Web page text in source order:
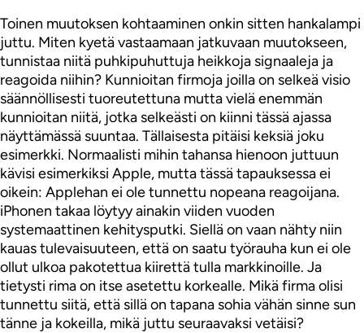
Toinen muutoksen kohtaaminen onkin sitten hankalampi
juttu. Miten kyetä vastaamaan jatkuvaan muutokseen,
tunnistaa niitä puhkipuhuttuja heikkoja signaaleja ja
reagoida niihin? Kunnioitan firmoja joilla on selkeä visio
säännöllisesti tuoreutettuna mutta vielä enemmän
kunnioitan niitä, jotka selkeästi on kiinni tässä ajassa
näyttämässä suuntaa. Tällaisesta pitäisi keksiä joku
esimerkki. Normaalisti mihin tahansa hienoon juttuun
kävisi esimerkiksi Apple, mutta tässä tapauksessa ei
oikein: Applehan ei ole tunnettu nopeana reagoijana.
iPhonen takaa löytyy ainakin viiden vuoden
systemaattinen kehitysputki. Siellä on vaan nähty niin
kauas tulevaisuuteen, että on saatu työrauha kun ei ole
ollut ulkoa pakotettua kiirettä tulla markkinoille. Ja
tietysti rima on itse asetettu korkealle. Mikä firma olisi
tunnettu siitä, että sillä on tapana sohia vähän sinne sun
tänne ja kokeilla, mikä juttu seuraavaksi vetäisi?